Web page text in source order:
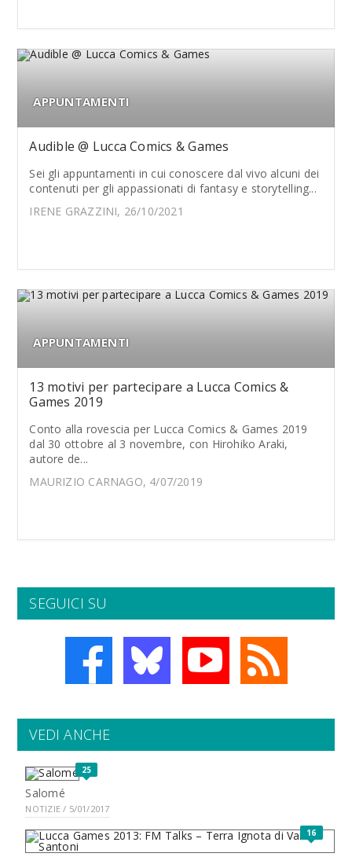
APPUNTAMENTI
Audible @ Lucca Comics & Games
Sei gli appuntamenti in cui conoscere dal vivo alcuni dei
contenuti per gli appassionati di fantasy e storytelling...
IRENE GRAZZINI, 26/10/2021
APPUNTAMENTI
13 motivi per partecipare a Lucca Comics &
Games 2019
Conto alla rovescia per Lucca Comics & Games 2019
dal 30 ottobre al 3 novembre, con Hirohiko Araki,
autore de...
MAURIZIO CARNAGO, 4/07/2019
SEGUICI SU
VEDI ANCHE
25
Salomé
NOTIZIE / 5/01/2017
16